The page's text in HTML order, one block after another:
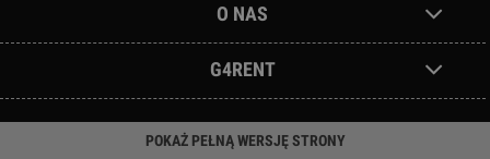
O NAS
G4RENT
POKAŻ PEŁNĄ WERSJĘ STRONY